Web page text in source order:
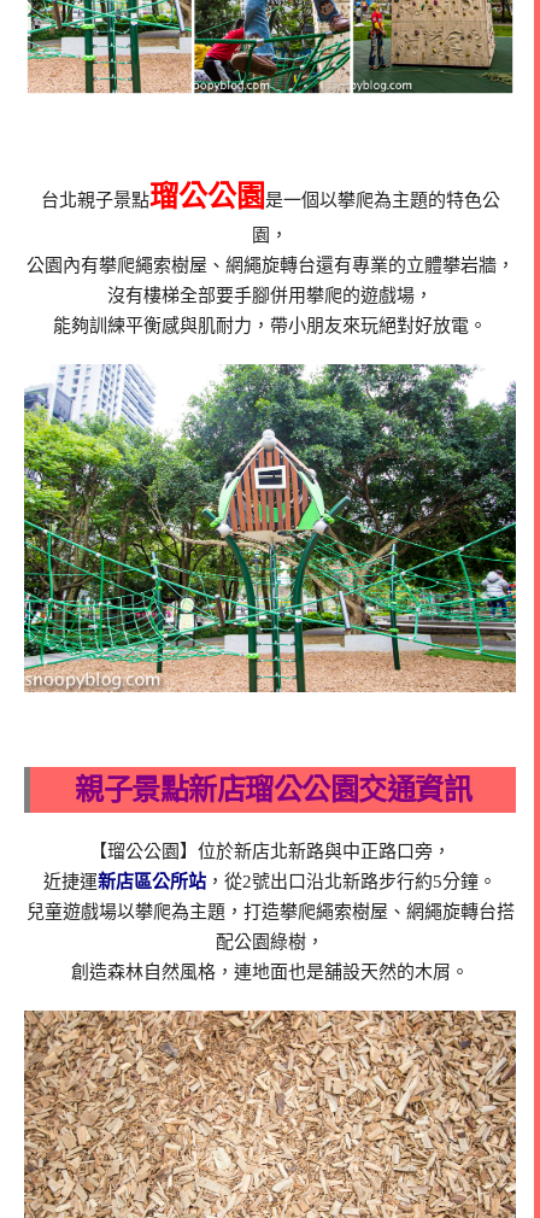
台北親子景點瑠公公園是一個以攀爬為主題的特色公
園，
公園內有攀爬繩索樹屋、網繩旋轉台還有專業的立體攀岩牆，
沒有樓梯全部要手腳併用攀爬的遊戲場，
能夠訓練平衡感與肌耐力，帶小朋友來玩絕對好放電。
親子景點新店瑠公公園交通資訊
【瑠公公園】位於新店北新路與中正路口旁，
近捷運新店區公所站 ，從2號出口沿北新路步行約5分鐘。
兒童遊戲場以攀爬為主題，打造攀爬繩索樹屋、網繩旋轉台搭
配公園綠樹，
創造森林自然風格，連地面也是舖設天然的木屑。